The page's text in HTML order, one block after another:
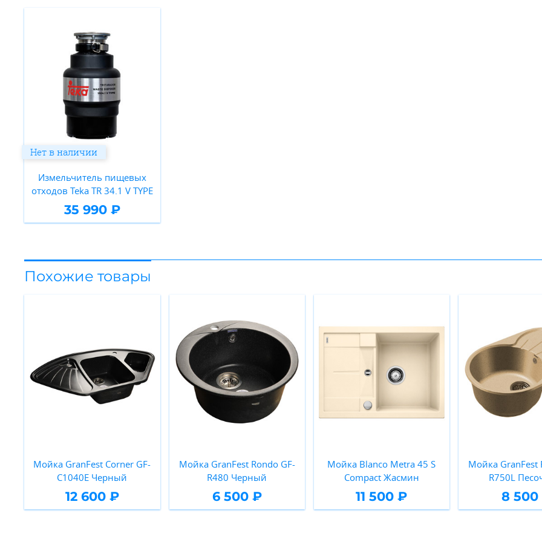
Измельчитель пищевых
отходов Teka TR 34.1 V TYPE
35 990 ₽
Нет в наличии
Похожие товары
Мойка GranFest Corner GF-
C1040E Черный
12 600 ₽
Мойка GranFest Rondo GF-
R480 Черный
6 500 ₽
Мойка Blanco Metra 45 S
Compact Жасмин
11 500 ₽
Мойка GranFest
R750L
8 500